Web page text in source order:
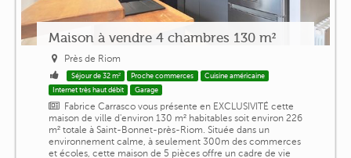
Maison à vendre 4 chambres 130 m²
Près de Riom
Séjour de 32 m² Proche commerces
Cuisine américaine
Internet très haut débit
Garage
Fabrice Carrasco vous présente en EXCLUSIVITÉ cette
maison de ville d'environ 130 m² habitables soit environ 226
m² totale à Saint-Bonnet-près-Riom. Située dans un
environnement calme, à seulement 300m des commerces
et écoles, cette maison de 5 pièces offre un cadre de vie